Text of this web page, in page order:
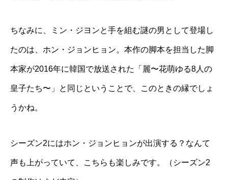
ちなみに、ミン・ジヨンと手を組む謎の男として登場し
たのは、ホン・ジョンヒョン。本作の脚本を担当した脚
本家が2016年に韓国で放送された「麗〜花萌ゆる8人の
皇子たち〜」と同じということで、このときの縁でしょ
うかね。
シーズン2にはホン・ジョンヒョンが出演する？なんて
声も上がっていて、こちらも楽しみです。（シーズン2